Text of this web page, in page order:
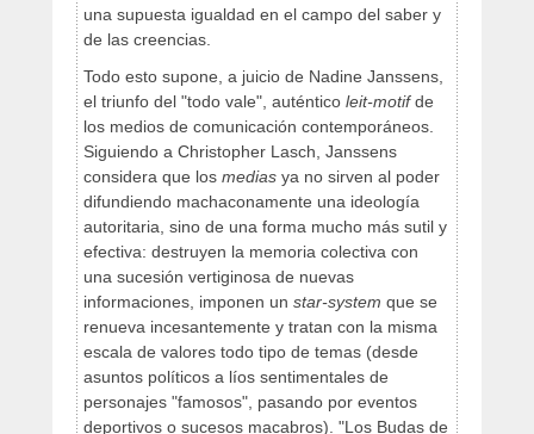
una supuesta igualdad en el campo del saber y
de las creencias.
Todo esto supone, a juicio de Nadine Janssens,
el triunfo del "todo vale", auténtico leit-motifde
los medios de comunicación contemporáneos.
Siguiendo a Christopher Lasch, Janssens
considera que los medias ya no sirven al poder
difundiendo machaconamente una ideología
autoritaria, sino de una forma mucho más sutil y
efectiva: destruyen la memoria colectiva con
una sucesión vertiginosa de nuevas
informaciones, imponen un star-system que se
renueva incesantemente y tratan con la misma
escala de valores todo tipo de temas (desde
asuntos políticos a líos sentimentales de
personajes "famosos", pasando por eventos
deportivos o sucesos macabros). "Los Budas de